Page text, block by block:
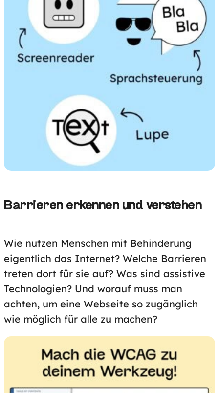
Barrieren erkennen und verstehen
Wie nutzen Menschen mit Behinderung
eigentlich das Internet? Welche Barrieren
treten dort für sie auf? Was sind assistive
Technologien? Und worauf muss man
achten, um eine Webseite so zugänglich
wie möglich für alle zu machen?